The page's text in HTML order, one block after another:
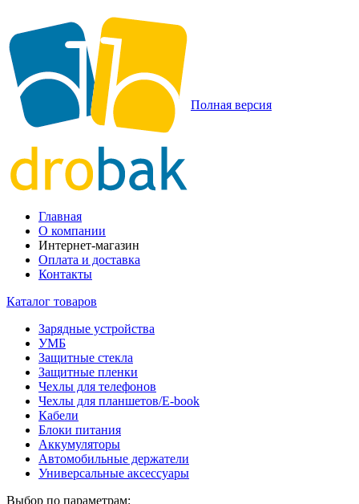
Полная версия
Главная
О компании
Интернет-магазин
Оплата и доставка
Контакты
Каталог товаров
Зарядные устройства
УМБ
Защитные стекла
Защитные пленки
Чехлы для телефонов
Чехлы для планшетов/E-book
Кабели
Блоки питания
Аккумуляторы
Автомобильные держатели
Универсальные аксессуары
Выбор по параметрам: